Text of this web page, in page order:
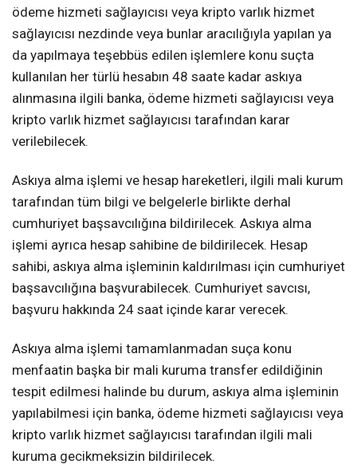
ödeme hizmeti sağlayıcısı veya kripto varlık hizmet
sağlayıcısı nezdinde veya bunlar aracılığıyla yapılan ya
da yapılmaya teşebbüs edilen işlemlere konu suçta
kullanılan her türlü hesabın 48 saate kadar askıya
alınmasına ilgili banka, ödeme hizmeti sağlayıcısı veya
kripto varlık hizmet sağlayıcısı tarafından karar
verilebilecek.
Askıya alma işlemi ve hesap hareketleri, ilgili mali kurum
tarafından tüm bilgi ve belgelerle birlikte derhal
cumhuriyet başsavcılığına bildirilecek. Askıya alma
işlemi ayrıca hesap sahibine de bildirilecek. Hesap
sahibi, askıya alma işleminin kaldırılması için cumhuriyet
başsavcılığına başvurabilecek. Cumhuriyet savcısı,
başvuru hakkında 24 saat içinde karar verecek.
Askıya alma işlemi tamamlanmadan suça konu
menfaatin başka bir mali kuruma transfer edildiğinin
tespit edilmesi halinde bu durum, askıya alma işleminin
yapılabilmesi için banka, ödeme hizmeti sağlayıcısı veya
kripto varlık hizmet sağlayıcısı tarafından ilgili mali
kuruma gecikmeksizin bildirilecek.